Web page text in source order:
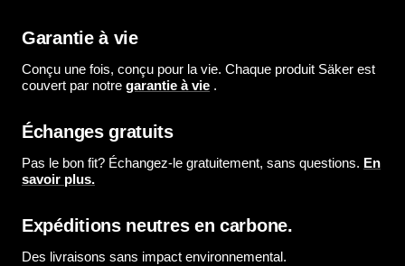
Garantie à vie
Conçu une fois, conçu pour la vie. Chaque produit Säker est
couvert par notre garantie à vie .
Échanges gratuits
Pas le bon fit? Échangez-le gratuitement, sans questions. En
savoir plus.
Expéditions neutres en carbone.
Des livraisons sans impact environnemental.